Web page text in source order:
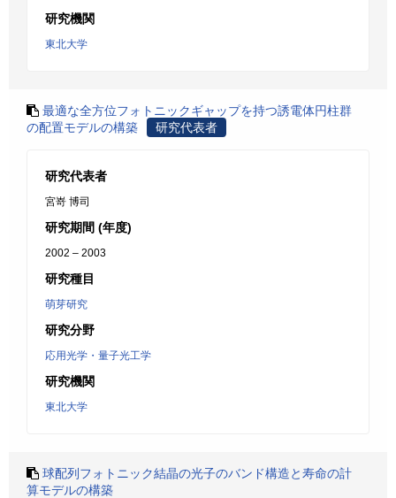
研究機関
東北大学
最適な全方位フォトニックギャップを持つ誘電体円柱群
の配置モデルの構築
研究代表者
研究代表者
宮嵜 博司
研究期間 (年度)
2002 – 2003
研究種目
萌芽研究
研究分野
応用光学・量子光工学
研究機関
東北大学
球配列フォトニック結晶の光子のバンド構造と寿命の計
算モデルの構築